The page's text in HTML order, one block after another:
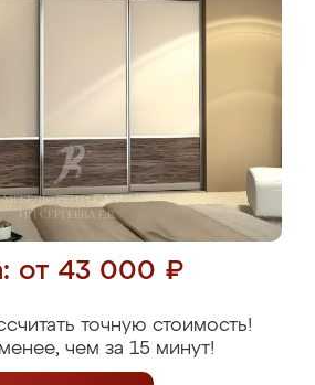
от 43 000 ₽
точную стоимость!
чем за 15 минут!